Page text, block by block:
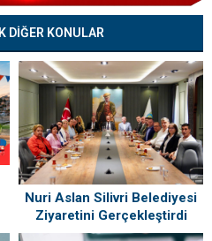
DİĞER KONULAR
Nuri Aslan Silivri Belediyesi
Ziyaretini Gerçekleştirdi